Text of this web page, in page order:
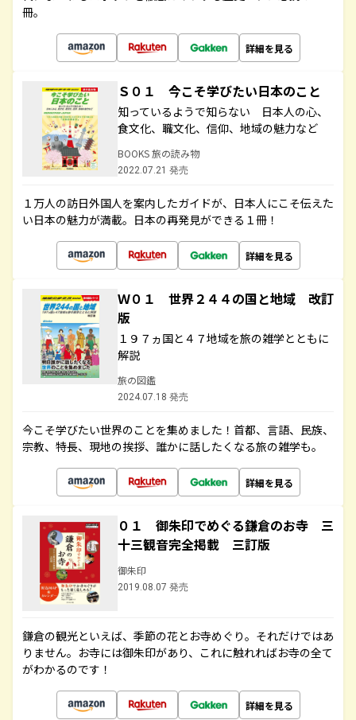
冊。
詳細を見る
Ｓ０１ 今こそ学びたい日本のこと
知っているようで知らない 日本人の心、
食文化、職文化、信仰、地域の魅力など
BOOKS 旅の読み物
2022.07.21 発売
１万人の訪日外国人を案内したガイドが、日本人にこそ伝えた
い日本の魅力が満載。日本の再発見ができる１冊！
詳細を見る
Ｗ０１ 世界２４４の国と地域 改訂
版
１９７ヵ国と４７地域を旅の雑学とともに
解説
旅の図鑑
2024.07.18 発売
今こそ学びたい世界のことを集めました！首都、言語、民族、
宗教、特長、現地の挨拶、誰かに話したくなる旅の雑学も。
詳細を見る
０１ 御朱印でめぐる鎌倉のお寺 三
十三観音完全掲載 三訂版
御朱印
2019.08.07 発売
鎌倉の観光といえば、季節の花とお寺めぐり。それだけではあ
りません。お寺には御朱印があり、これに触れればお寺の全て
がわかるのです！
詳細を見る